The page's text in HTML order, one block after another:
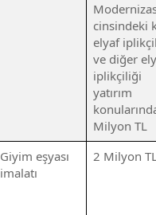
cinsindeki
elyaf
ve diğer
iplikçiliği
yatırım
Milyon TL
Giyim eşyası
imalatı
2 Milyon